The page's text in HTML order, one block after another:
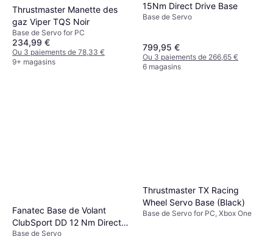
Thrustmaster Manette des
gaz Viper TQS Noir
Base de Servo for PC
234,99 €
Ou 3 paiements de 78,33 €
9+ magasins
15Nm Direct Drive Base
Base de Servo
799,95 €
Ou 3 paiements de 266,65 €
6 magasins
Fanatec Base de Volant
ClubSport DD 12 Nm Direct
Base de Servo
Thrustmaster TX Racing
Wheel Servo Base (Black)
Base de Servo for PC, Xbox One